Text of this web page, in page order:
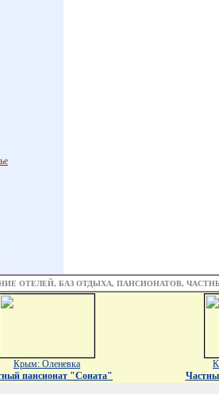
ОТЕЛЕЙ, БАЗ ОТДЫХА, ПАНСИОНАТОВ,
Крым: Оленевка
пансионат "Соната"